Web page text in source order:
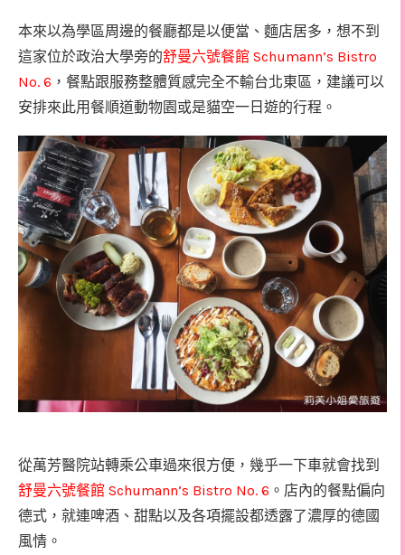
本來以為學區周邊的餐廳都是以便當、麵店居多，想不到
這家位於政治大學旁的舒曼六號餐館 Schumann’s Bistro
No. 6 ，餐點跟服務整體質感完全不輸台北東區，建議可以
安排來此用餐順道動物園或是貓空一日遊的行程。
從萬芳醫院站轉乘公車過來很方便，幾乎一下車就會找到
舒曼六號餐館 Schumann’s Bistro No. 6 。店內的餐點偏向
德式，就連啤酒、甜點以及各項擺設都透露了濃厚的德國
風情。